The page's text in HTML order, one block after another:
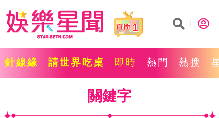
1
針線緣 請世界吃桌 即時 熱門 熱搜
關鍵字